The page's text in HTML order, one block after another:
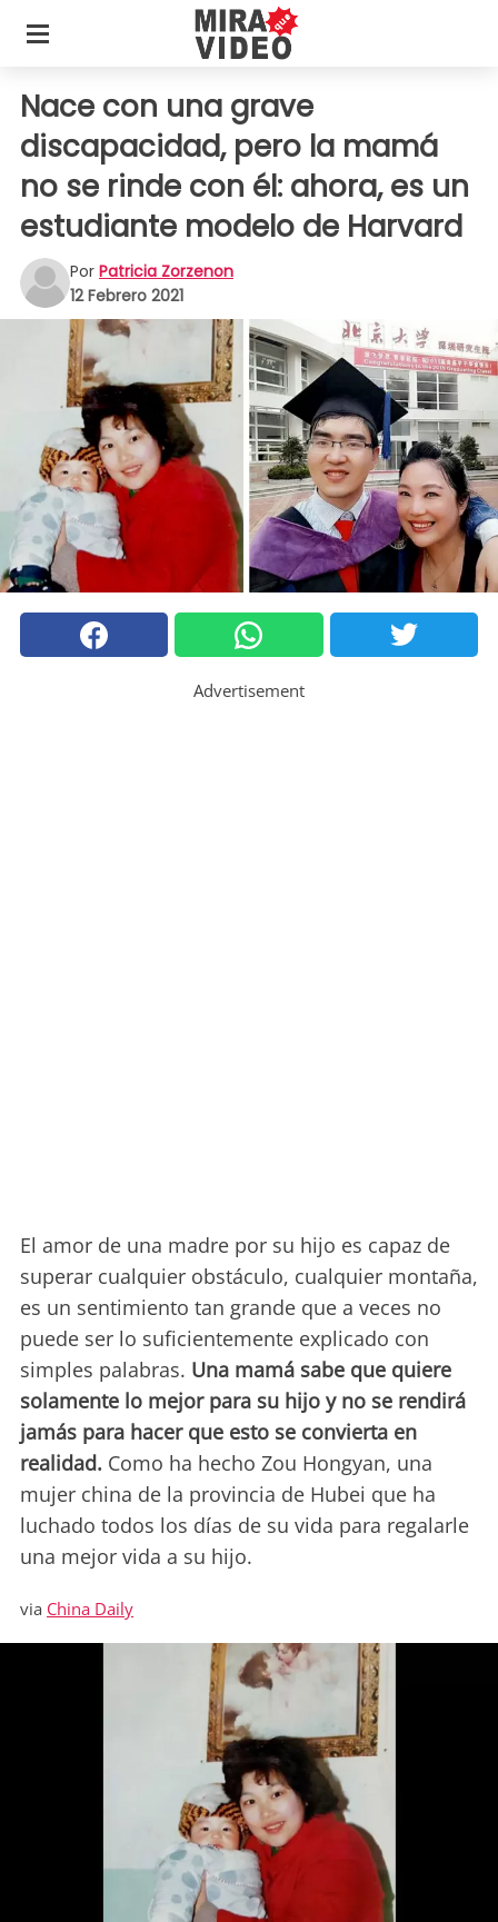
Nace con una grave
discapacidad, pero la mamá
no se rinde con él: ahora, es un
estudiante modelo de Harvard
Por Patricia Zorzenon
12 Febrero 2021
Advertisement
El amor de una madre por su hijo es capaz de
superar cualquier obstáculo, cualquier montaña,
es un sentimiento tan grande que a veces no
puede ser lo suficientemente explicado con
simples palabras. Una mamá sabe que quiere
solamente lo mejor para su hijo y no se rendirá
jamás para hacer que esto se convierta en
realidad. Como ha hecho Zou Hongyan, una
mujer china de la provincia de Hubei que ha
luchado todos los días de su vida para regalarle
una mejor vida a su hijo.
via China Daily